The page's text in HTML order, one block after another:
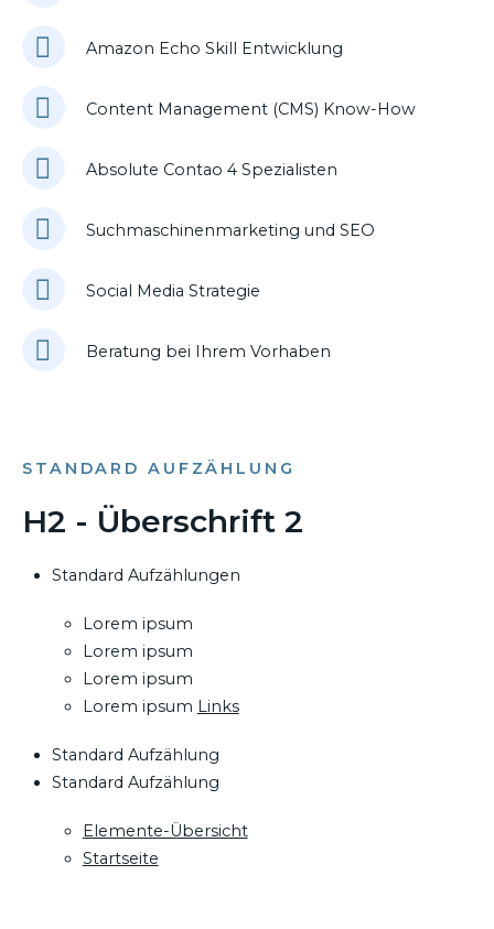
Amazon Echo Skill Entwicklung
Content Management (CMS) Know-How
Absolute Contao 4 Spezialisten
Suchmaschinenmarketing und SEO
Social Media Strategie
Beratung bei Ihrem Vorhaben
STANDARD AUFZÄHLUNG
H2 - Überschrift 2
Standard Aufzählungen
Lorem ipsum
Lorem ipsum
Lorem ipsum
Lorem ipsum Links
Standard Aufzählung
Standard Aufzählung
Elemente-Übersicht
Startseite